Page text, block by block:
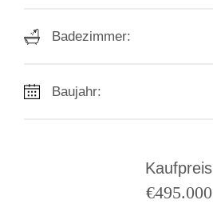
Badezimmer:
Baujahr:
Kaufpreis
€495.000